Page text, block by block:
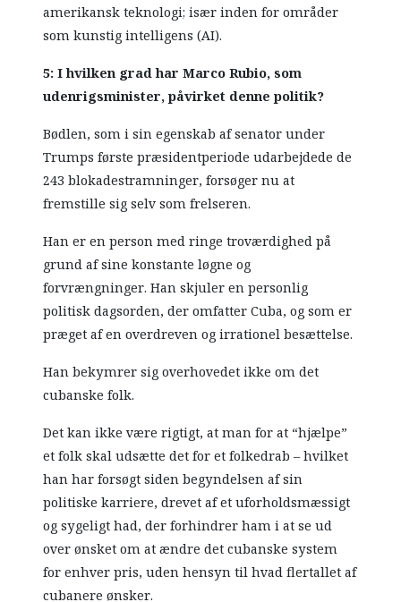
amerikansk teknologi; især inden for områder
som kunstig intelligens (AI).
5: I hvilken grad har Marco Rubio, som
udenrigsminister, påvirket denne politik?
Bødlen, som i sin egenskab af senator under
Trumps første præsidentperiode udarbejdede de
243 blokadestramninger, forsøger nu at
fremstille sig selv som frelseren.
Han er en person med ringe troværdighed på
grund af sine konstante løgne og
forvrængninger. Han skjuler en personlig
politisk dagsorden, der omfatter Cuba, og som er
præget af en overdreven og irrationel besættelse.
Han bekymrer sig overhovedet ikke om det
cubanske folk.
Det kan ikke være rigtigt, at man for at “hjælpe”
et folk skal udsætte det for et folkedrab – hvilket
han har forsøgt siden begyndelsen af sin
politiske karriere, drevet af et uforholdsmæssigt
og sygeligt had, der forhindrer ham i at se ud
over ønsket om at ændre det cubanske system
for enhver pris, uden hensyn til hvad flertallet af
cubanere ønsker.